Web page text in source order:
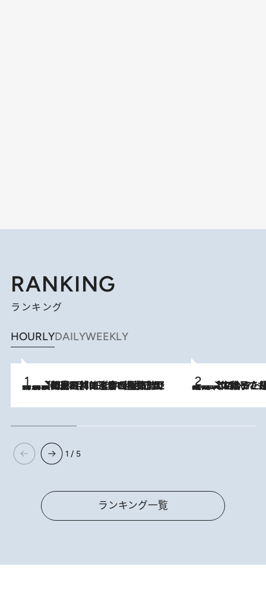
RANKING
ランキング
HOURLYDAILYWEEKLY
2026.8.8
「最後に見られてよかった」上野動物園の東園パンダ舎が解体前に特別公開。8月16日まで延長されたパネル展と共に辿る“半世紀”のパンダ飼育《解体工事の図面あり》 2026.8.5
【阿川佐和子さんの年とる力】なぜ70代で始めた趣味は“こんなに楽しい”のか？ ピアノ、俳句…スランプに陥っても続けられる“ある秘訣”とは
1 / 5
ランキング一覧